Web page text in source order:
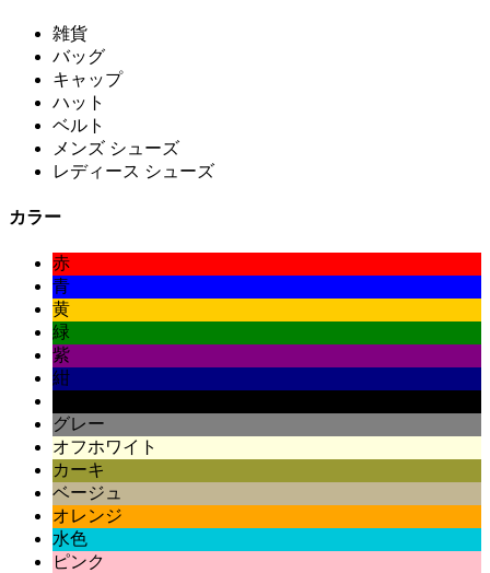
雑貨
バッグ
キャップ
ハット
ベルト
メンズ シューズ
レディース シューズ
カラー
赤
青
黄
緑
紫
紺
グレー
オフホワイト
カーキ
ベージュ
オレンジ
水色
ピンク